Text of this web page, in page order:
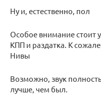
Ну и, естественно, пол
Особое внимание стоит
КПП и раздатка. К
Нивы
Возможно, звук
лучше, чем был.